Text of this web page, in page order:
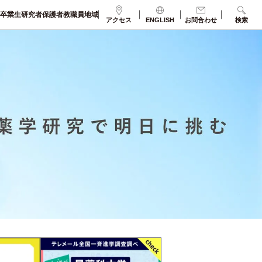
卒業生研究者保護者教職員地域
アクセス ENGLISH お問合わせ 検索